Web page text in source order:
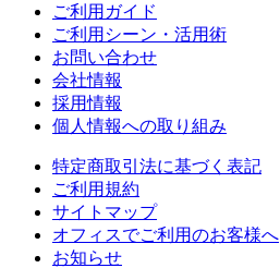
ご利用ガイド
ご利用シーン・活用術
お問い合わせ
会社情報
採用情報
個人情報への取り組み
特定商取引法に基づく表記
ご利用規約
サイトマップ
オフィスでご利用のお客様へ
お知らせ